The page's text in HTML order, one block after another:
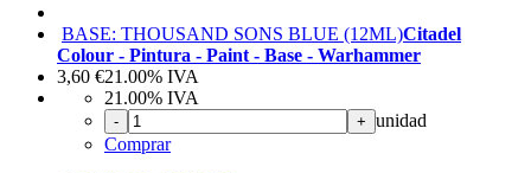
BASE: THOUSAND SONS BLUE (12ML)Citadel
Colour - Pintura - Paint - Base - Warhammer
3,60 €21.00% IVA
21.00% IVA
- + unidad
Comprar